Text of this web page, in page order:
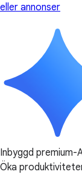
eller annonser
Inbyggd premium-
Öka